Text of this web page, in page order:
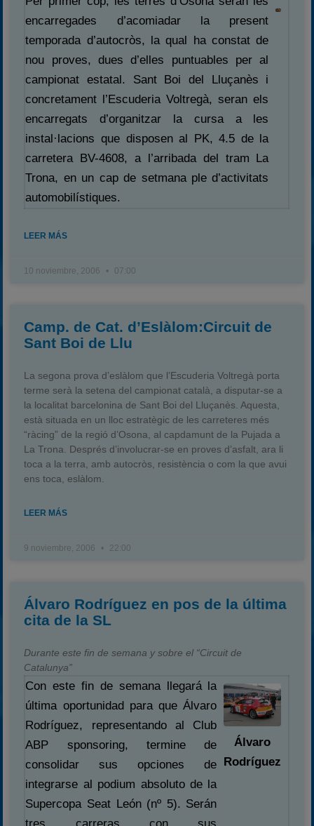
encarregades d’acomiadar la present
temporada d’autocròs, la qual ha constat de
nou proves, dues d’elles puntuables per al
campionat estatal. Sant Boi del Lluçanès i
concretament l’Escuderia Voltregà, seran els
encarregats d’organitzar la cursa a les
instal·lacions que disposen al PK, 4.5 de la
carretera BV-4608, a l’arribada del tram La
Trona, en un cap de setmana ple d’activitats
automobilístiques.
LEER MÁS
10 noviembre, 2006 07:00
Camp. de Cat. d’Eslàlom:Circuit de
Sant Boi de Llu
La segona prova d’eslàlom que l’Escuderia Voltregà porta
terme serà la setena del campionat català, a disputar-se a
la localitat barcelonina de Sant Boi del Lluçanès. Aquesta,
està situada en un lloc estratègic de les carreteres més
“ràcing” de la regió d’Osona, al capdamunt de la Pujada a
La Trona. Després d’involucrar-se en proves d’asfalt, ara li
toca a la terra, amb autocròs, resistència o com la que avui
ens toca, eslàlom.
LEER MÁS
9 noviembre, 2006 22:00
Álvaro Rodríguez en pos de la última
cita de la SL
Durante este fin de semana y sobre el “Circuit de
Catalunya”
Con este fin de semana llegará la
última oportunidad para que Álvaro
Rodríguez, representando al Club
ABP sponsoring, termine de
consolidar sus opciones de
integrarse al podium absoluto de la
Supercopa Seat León (nº 5). Serán
Álvaro
Rodríguez